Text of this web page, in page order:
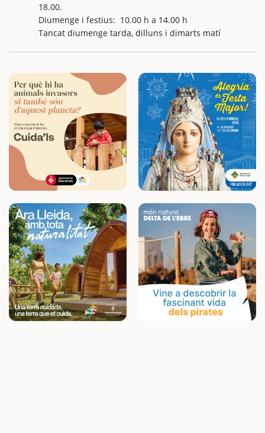
18.00.
Diumenge i festius: 10.00 h a 14.00 h
Tancat diumenge tarda, dilluns i dimarts matí